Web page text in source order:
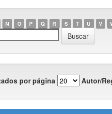
N O P Q R S T U V
por página Autor/